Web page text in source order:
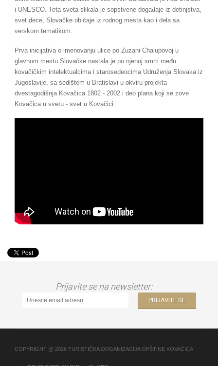
i UNESCO. Teta sveta slikala je sopstvene događaje iz detinjstva,
svet dece, Slovačke običaje iz rodnog mesta kao i dela sa
verskom tematikom.
Prva inicijativa o imenovanju ulice po Zuzani Chalupovoj u
glavnom mestu Slovačke nastala je po njenoj smrti među
kovačičkim intelektualcima i starosedeocima Udruženja Slovaka iz
Jugoslavije, sa sedištem u Bratislavi u okviru projekta
dvestagodišnja Kovačica 1802 - 2002 i deo plana koji se zove
Kovačica u svetu - svet u Kovačici
Prijavite se na newsletter:
COPYRIGHT @ 2026 TURISTIČKA ORGANIZACIJA OPŠTINE KOVAČICA